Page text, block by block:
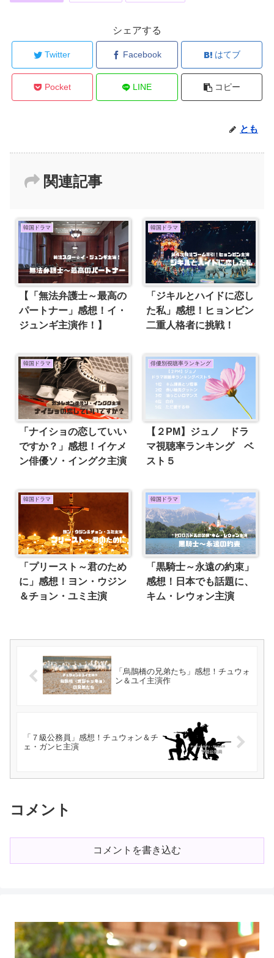
シェアする
Twitter Facebook はてブ
Pocket LINE コピー
とも
関連記事
韓国ドラマ
【「無法弁護士～最高の
パートナー」感想！イ・
ジュンギ主演作！】
韓国ドラマ
「ジキルとハイドに恋し
た私」感想！ヒョンビン
二重人格者に挑戦！
韓国ドラマ
「ナイショの恋していい
ですか？」感想！イケメ
ン俳優ソ・イングク主演
俳優別視聴率ランキング
【２PM】ジュノ ドラ
マ視聴率ランキング ベ
スト５
韓国ドラマ
「プリースト～君のため
に」感想！ヨン・ウジン
＆チョン・ユミ主演
韓国ドラマ
「黒騎士～永遠の約束」
感想！日本でも話題に、
キム・レウォン主演
「烏鵲橋の兄弟たち」感想！チュウォ
ン＆ユイ主演作
「７級公務員」感想！チュウォン＆チ
ェ・ガンヒ主演
コメント
コメントを書き込む